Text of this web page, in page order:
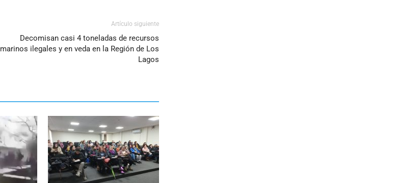
Artículo siguiente
Decomisan casi 4 toneladas de recursos
marinos ilegales y en veda en la Región de Los
Lagos